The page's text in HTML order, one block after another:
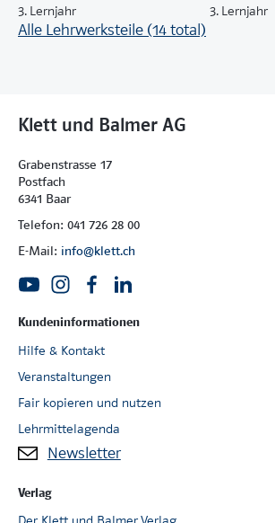
3. Lernjahr
3. Lernjahr
Alle Lehrwerksteile (14 total)
Klett und Balmer AG
Grabenstrasse 17
Postfach
6341 Baar
Telefon: 041 726 28 00
E-Mail: info@klett.ch
Kundeninformationen
Hilfe & Kontakt
Veranstaltungen
Fair kopieren und nutzen
Lehrmittelagenda
Newsletter
Verlag